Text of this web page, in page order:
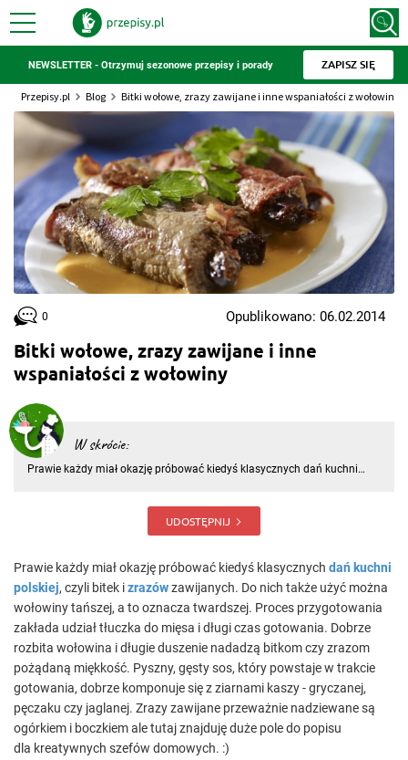
NEWSLETTER - Otrzymuj sezonowe przepisy i porady ZAPISZ SIĘ
Przepisy.pl Blog Bitki wołowe, zrazy zawijane i inne wspaniałości z wołowiny
Bitki wołowe, zrazy zawijane i inne
wspaniałości z wołowiny
W skrócie:
Prawie każdy miał okazję próbować kiedyś klasycznych dań kuchni
zakłada udział tłuczka do mięsa i długi czas gotowania
UDOSTĘPNIJ
0 Opublikowano: 06.02.2014
Prawie każdy miał okazję próbować kiedyś klasycznych dań kuchni
polskiej, czyli bitek izrazówzawijanych. Do nich także użyć można
wołowiny tańszej, a to oznacza twardszej. Proces przygotowania
zakłada udział tłuczka do mięsa i długi czas gotowania. Dobrze
rozbita wołowina i długie duszenie nadadzą bitkom czy zrazom
pożądaną miękkość. Pyszny, gęsty sos, który powstaje w trakcie
gotowania, dobrze komponuje się z ziarnami kaszy - gryczanej,
pęczaku czy jaglanej. Zrazy zawijane przeważnie nadziewane są
ogórkiem i boczkiem ale tutaj znajduję duże pole do popisu
dla kreatywnych szefów domowych. :)